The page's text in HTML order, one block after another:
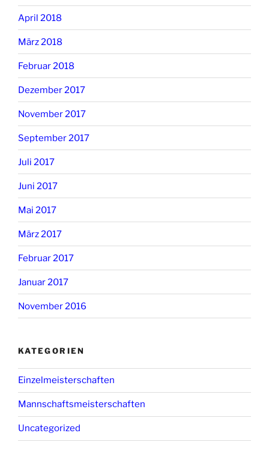
April 2018
März 2018
Februar 2018
Dezember 2017
November 2017
September 2017
Juli 2017
Juni 2017
Mai 2017
März 2017
Februar 2017
Januar 2017
November 2016
KATEGORIEN
Einzelmeisterschaften
Mannschaftsmeisterschaften
Uncategorized